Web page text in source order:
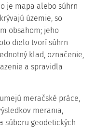
je mapa alebo súhrn
územie, so
obsahom; jeho
dielo tvorí súhrn
klad, označenie,
a spravidla
meračské práce,
merania,
súboru geodetických